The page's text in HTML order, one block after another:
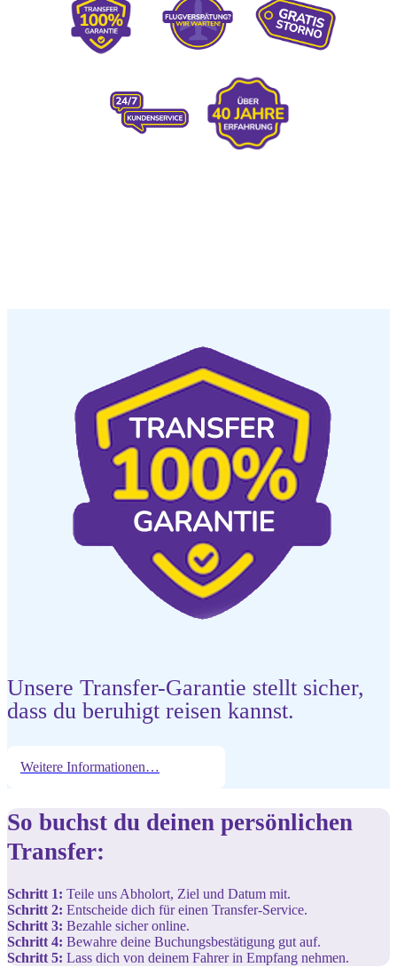
Unsere Transfer-Garantie stellt sicher,
dass du beruhigt reisen kannst.
Weitere Informationen…
So buchst du deinen persönlichen
Transfer:
Schritt 1: Teile uns Abholort, Ziel und Datum mit.
Schritt 2: Entscheide dich für einen Transfer-Service.
Schritt 3: Bezahle sicher online.
Schritt 4: Bewahre deine Buchungsbestätigung gut auf.
Schritt 5: Lass dich von deinem Fahrer in Empfang nehmen.